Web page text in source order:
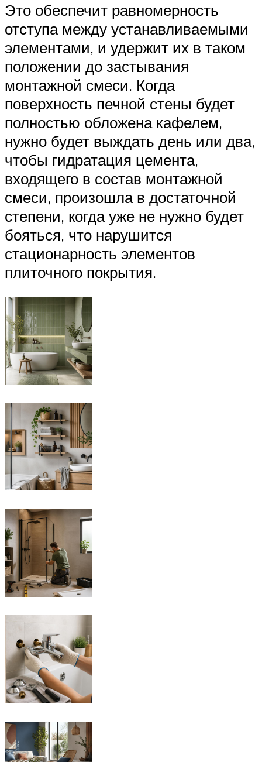
Это обеспечит равномерность
отступа между устанавливаемыми
элементами, и удержит их в таком
положении до застывания
монтажной смеси. Когда
поверхность печной стены будет
полностью обложена кафелем,
нужно будет выждать день или два,
чтобы гидратация цемента,
входящего в состав монтажной
смеси, произошла в достаточной
степени, когда уже не нужно будет
бояться, что нарушится
стационарность элементов
плиточного покрытия.